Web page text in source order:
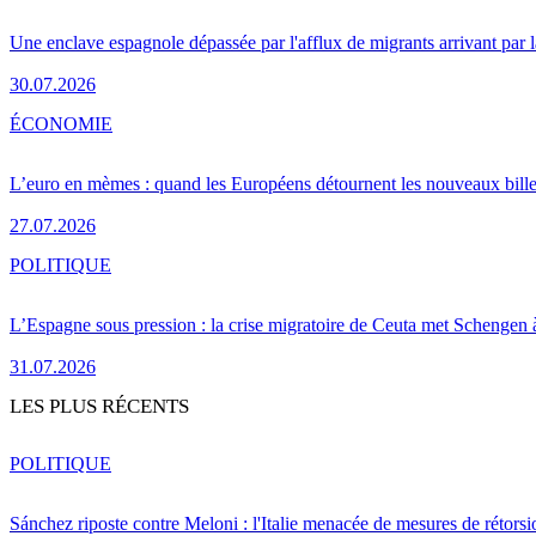
Une enclave espagnole dépassée par l'afflux de migrants arrivant par
30.07.2026
L’euro en mèmes : quand les Européens détournent les nouveaux
27.07.2026
ÉCONOMIE
L’Espagne sous pression : la crise migratoire de Ceuta met Schengen
31.07.2026
POLITIQUE
LES PLUS RÉCENTS
Sánchez riposte contre Meloni : l'Italie menacée de mesures de
POLITIQUE